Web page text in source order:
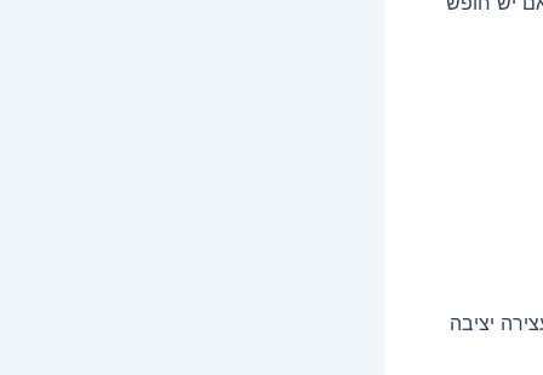
יציבה